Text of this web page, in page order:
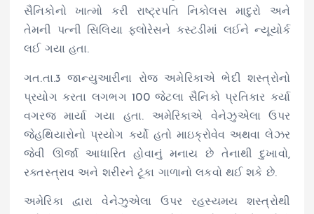
સૈનિકોનો ખાત્મો કરી રાષ્ટ્રપતિ નિકોલસ માદુરો અને
તેમની પત્ની સિલિયા ફ્લોરેસને કસ્ટડીમાં લઈને ન્યૂયોર્ક
લઈ ગયા હતા.
ગત.તા.3 જાન્યુઆરીના રોજ અમેરિકાએ ભેદી શસ્ત્રોનો
પ્રયોગ કરતા લગભગ 100 જેટલા સૈનિકો પ્રતિકાર કર્યા
વગરજ માર્યા ગયા હતા. અમેરિકાએ વેનેઝુએલા ઉપર
જેહથિયારોનો પ્રયોગ કર્યો હતો માઇક્રોવેવ અથવા લેઝર
જેવી ઊર્જા આધારિત હોવાનું મનાય છે તેનાથી દુખાવો,
રક્તસ્ત્રાવ અને શરીરને ટૂંકા ગાળાનો લકવો થઈ શકે છે.
અમેરિકા દ્વારા વેનેઝુએલા ઉપર રહસ્યમય શસ્ત્રોથી